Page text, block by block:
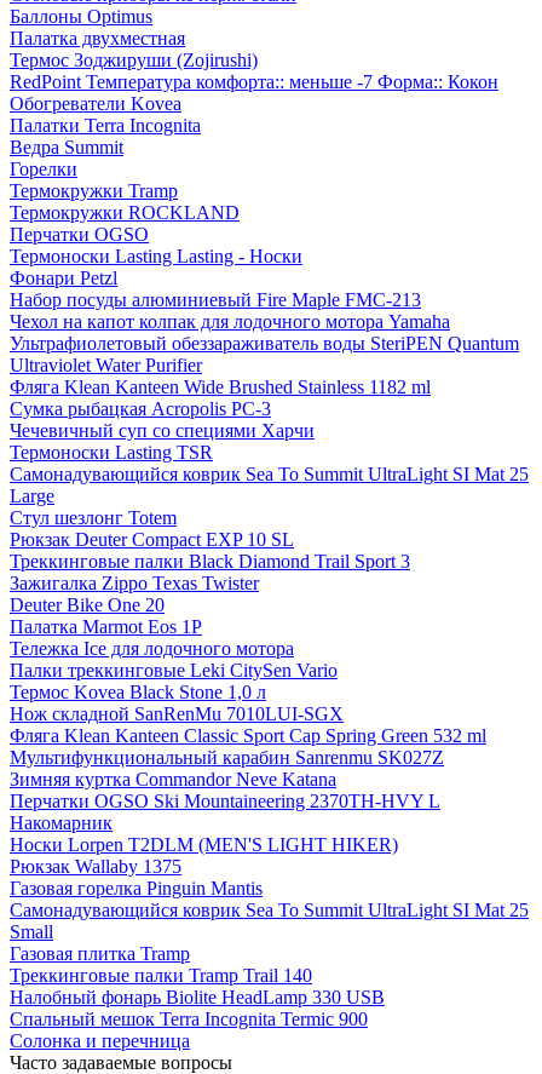
Баллоны Optimus
Палатка двухместная
Термос Зоджируши (Zojirushi)
RedPoint Температура комфорта:: меньше -7 Форма:: Кокон
Обогреватели Kovea
Палатки Terra Incognita
Ведра Summit
Горелки
Термокружки Tramp
Термокружки ROCKLAND
Перчатки OGSO
Термоноски Lasting Lasting - Носки
Фонари Petzl
Набор посуды алюминиевый Fire Maple FMC-213
Чехол на капот колпак для лодочного мотора Yamaha
Ультрафиолетовый обеззараживатель воды SteriPEN Quantum
Ultraviolet Water Purifier
Фляга Klean Kanteen Wide Brushed Stainless 1182 ml
Сумка рыбацкая Acropolis РС-3
Чечевичный суп со специями Харчи
Термоноски Lasting TSR
Самонадувающийся коврик Sea To Summit UltraLight SI Mat 25
Large
Стул шезлонг Totem
Рюкзак Deuter Compact EXP 10 SL
Треккинговые палки Black Diamond Trail Sport 3
Зажигалка Zippo Texas Twister
Deuter Bike One 20
Палатка Marmot Eos 1P
Тележка Ice для лодочного мотора
Палки треккинговые Leki CitySen Vario
Термос Kovea Black Stone 1,0 л
Нож складной SanRenMu 7010LUI-SGX
Фляга Klean Kanteen Classic Sport Cap Spring Green 532 ml
Мультифункциональный карабин Sanrenmu SK027Z
Зимняя куртка Commandor Neve Katana
Перчатки OGSO Ski Mountaineering 2370TH-HVY L
Накомарник
Носки Lorpen T2DLM (MEN'S LIGHT HIKER)
Рюкзак Wallaby 1375
Газовая горелка Pinguin Mantis
Самонадувающийся коврик Sea To Summit UltraLight SI Mat 25
Small
Газовая плитка Tramp
Треккинговые палки Tramp Trail 140
Налобный фонарь Biolite HeadLamp 330 USB
Спальный мешок Terra Incognita Termic 900
Солонка и перечница
Часто задаваемые вопросы